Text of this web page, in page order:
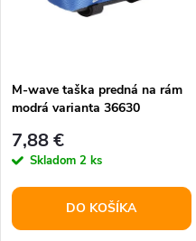
v
M-wave taška predná na rám
modrá varianta 36630
7,88 €
Skladom 2 ks
DO KOŠÍKA